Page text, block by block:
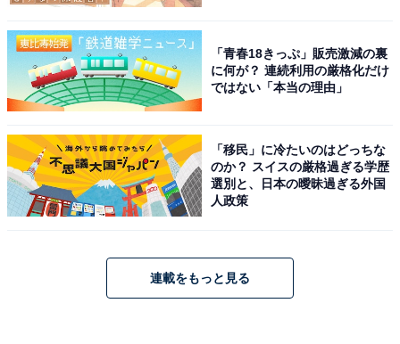
「青春18きっぷ」販売激減の裏
に何が？ 連続利用の厳格化だけ
ではない「本当の理由」
「移民」に冷たいのはどっちな
のか？ スイスの厳格過ぎる学歴
選別と、日本の曖昧過ぎる外国
人政策
連載をもっと見る